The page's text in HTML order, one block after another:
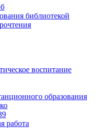
библиотекой
воспитание
образования
работа